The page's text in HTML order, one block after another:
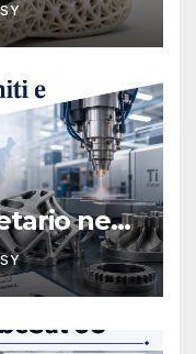
negli
il board,
J.